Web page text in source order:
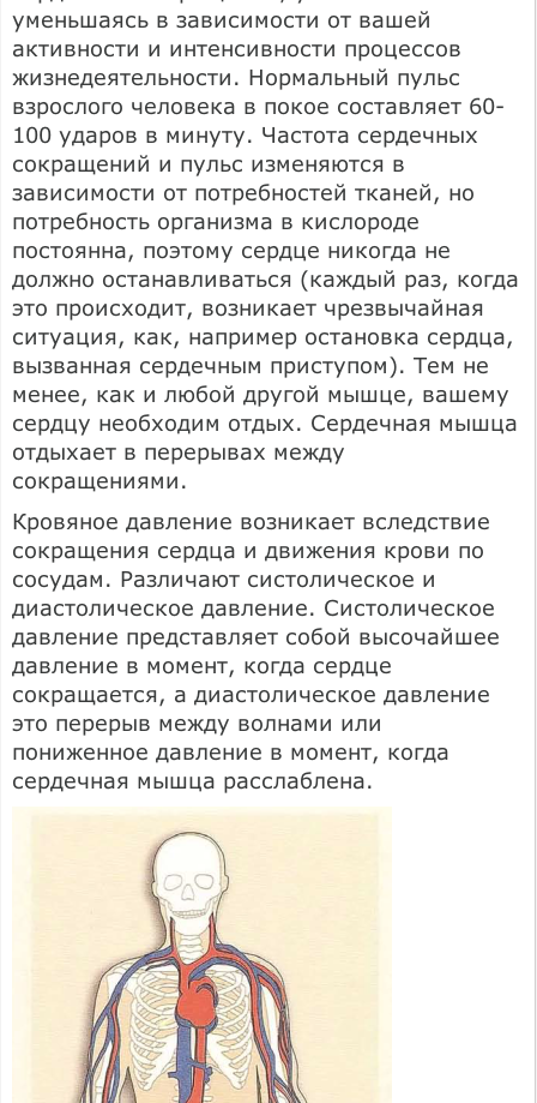
уменьшаясь в зависимости от вашей
активности и интенсивности процессов
жизнедеятельности. Нормальный пульс
взрослого человека в покое составляет 60-
100 ударов в минуту. Частота сердечных
сокращений и пульс изменяются в
зависимости от потребностей тканей, но
потребность организма в кислороде
постоянна, поэтому сердце никогда не
должно останавливаться (каждый раз, когда
это происходит, возникает чрезвычайная
ситуация, как, например остановка сердца,
вызванная сердечным приступом). Тем не
менее, как и любой другой мышце, вашему
сердцу необходим отдых. Сердечная мышца
отдыхает в перерывах между
сокращениями.
Кровяное давление возникает вследствие
сокращения сердца и движения крови по
сосудам. Различают систолическое и
диастолическое давление. Систолическое
давление представляет собой высочайшее
давление в момент, когда сердце
сокращается, а диастолическое давление
это перерыв между волнами или
пониженное давление в момент, когда
сердечная мышца расслаблена.